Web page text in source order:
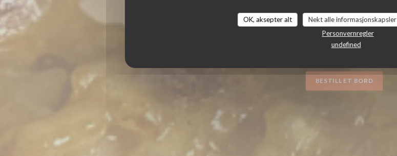
OK, aksepter alt Nekt alle informasjonskapsler
Personvernregler
undefined
A BANDA RESTAURANTE SEVILLA
BESTILL ET BORD